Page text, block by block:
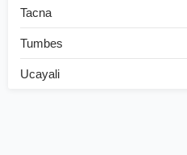
Tacna
Tumbes
Ucayali